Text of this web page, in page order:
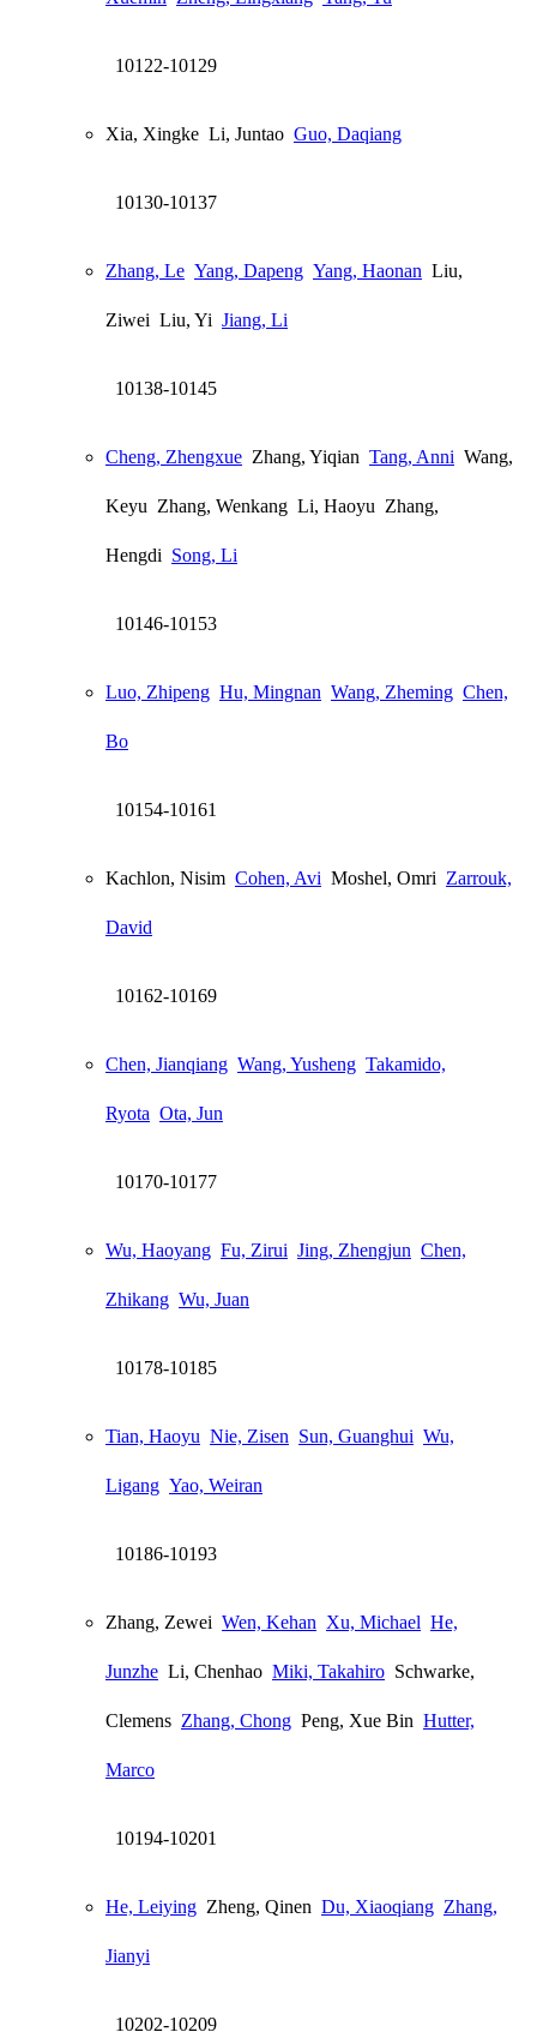
10122-10129
Xia, Xingke Li, Juntao Guo, Daqiang
10130-10137
Zhang, Le Yang, Dapeng Yang, Haonan Liu,
Ziwei Liu, Yi Jiang, Li
10138-10145
Cheng, Zhengxue Zhang, Yiqian Tang, Anni Wang,
Keyu Zhang, Wenkang Li, Haoyu Zhang,
Hengdi Song, Li
10146-10153
Luo, Zhipeng Hu, Mingnan Wang, Zheming Chen,
Bo
10154-10161
Kachlon, Nisim Cohen, Avi Moshel, Omri Zarrouk,
David
10162-10169
Chen, Jianqiang Wang, Yusheng Takamido,
Ryota Ota, Jun
10170-10177
Wu, Haoyang Fu, Zirui Jing, Zhengjun Chen,
Zhikang Wu, Juan
10178-10185
Tian, Haoyu Nie, Zisen Sun, Guanghui Wu,
Ligang Yao, Weiran
10186-10193
Zhang, Zewei Wen, Kehan Xu, Michael He,
Junzhe Li, Chenhao Miki, Takahiro Schwarke,
Clemens Zhang, Chong Peng, Xue Bin Hutter,
Marco
10194-10201
He, Leiying Zheng, Qinen Du, Xiaoqiang Zhang,
Jianyi
10202-10209